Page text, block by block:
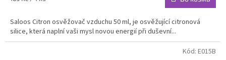
5,0
5
hvězdiček.
Saloos Citron osvěžovač vzduchu 50 ml, je osvěžující citronová
silice, která naplní vaši mysl novou energií při duševní...
Kód: E015B